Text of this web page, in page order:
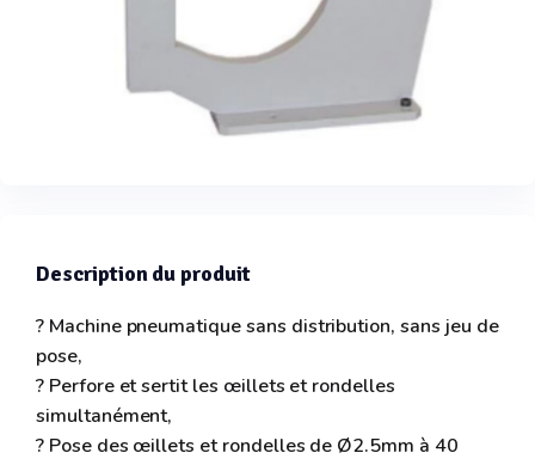
Description du produit
? Machine pneumatique sans distribution, sans jeu de
pose,
? Perfore et sertit les œillets et rondelles
simultanément,
? Pose des œillets et rondelles de Ø2.5mm à 40